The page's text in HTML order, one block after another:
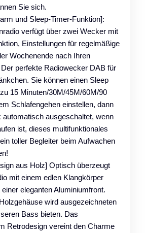
Sie sich.
und Sleep-Timer-Funktion]:
verfügt über zwei Wecker mit
Einstellungen für regelmäßige
Wochenende nach Ihren
perfekte Radiowecker DAB für
Sie können einen Sleep
15 Minuten/30M/45M/60M/90
Schlafengehen einstellen, dann
automatisch ausgeschaltet, wenn
ist, dieses multifunktionales
toller Begleiter beim Aufwachen
aus Holz] Optisch überzeugt
mit einem edlen Klangkörper
eleganten Aluminiumfront.
wird ausgezeichneten
Bass bieten. Das
Retrodesign vereint den Charme